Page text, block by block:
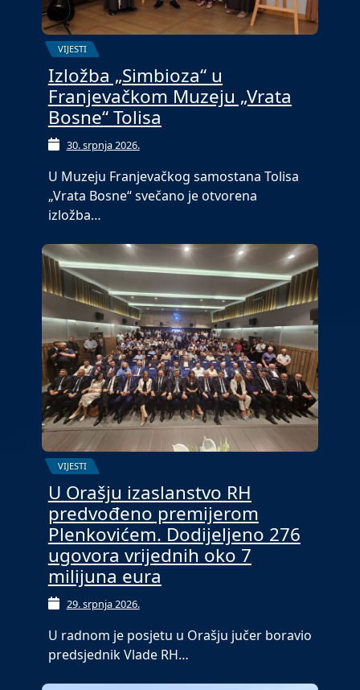
VIJESTI
Izložba „Simbioza“ u
Franjevačkom Muzeju „Vrata
Bosne“ Tolisa
30. srpnja 2026.
U Muzeju Franjevačkog samostana Tolisa
„Vrata Bosne“ svečano je otvorena
izložba…
VIJESTI
U Orašju izaslanstvo RH
predvođeno premijerom
Plenkovićem. Dodijeljeno 276
ugovora vrijednih oko 7
milijuna eura
29. srpnja 2026.
U radnom je posjetu u Orašju jučer boravio
predsjednik Vlade RH…